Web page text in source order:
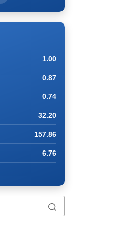
1.00
0.87
0.74
32.20
157.86
6.76